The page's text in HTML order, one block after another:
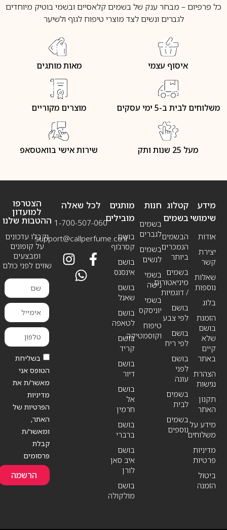
כל פרפיום – מבחר ענק של בשמים קלאסיים ובשמי בוטיק מיוחדים
לגברים ונשים לצד מוצרי טיפוח לגוף ולשיער
איסוף עצמי מאות מותגים
משלוחים לבית ב-5 ימי עסקים מוצרים מקוריים
מעל 25 שנות ותק שירות אישי בוואטסאפ
מידע
שימושי
אודות
יצירת
קשר
שאלות
נוספות
בלוג
הזמנת
בושם
שלא
קיים
באתר
הצהרת
נגישות
תקנון
האתר
מידע על
משלוחים
מדיניות
פרטיות
ביטול
הזמנה
חנות
בשמים
לגברים
בשמים
לנשים
בשמי
נישה
בשמי
יוניסקס
טיפוח
וקוסמטיקה
קטלוג
בשמים
הבשמים
הנמכרים
ביותר
בשמים
מיניאטורים
/ דוגמיות
בושם
לפי צבע
בושם
לפי ריח
בושם
לפני
עונה
בשמים
לבית
בשמים
נוספים
מותגים
מובילים
בושם
קסרג’וף
בושם
אינסנס
בושם
שאנל
בושם
לטאפה
בושם
קריד
בושם
דיור
בושם
אל
חרמין
בושם
ברברי
בושם
איב סאן
לורן
בושם
מולקולה
לכל שאלה
1-700-507-060
support@callperfume.co.il
הצטרפו
למועדון
ההטבות שלנו
וקבלו עדכונים
על קופונים
ומבצעים
שווים לפני כולם
בשליחת
הטופס אני
מאשר/ת את
מדיניות
הפרטיות של
האתר,
ומאשר/ת
קבלת
פרסומים
הרשמה